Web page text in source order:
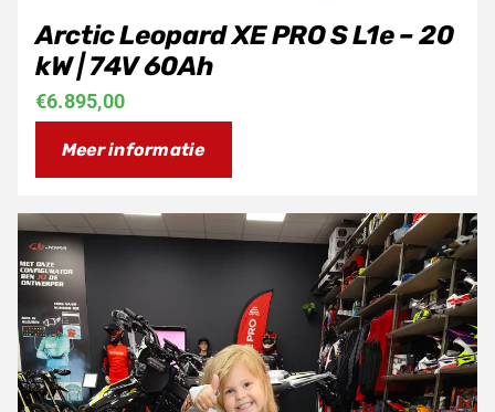
€6.895,00
Arctic Leopard XE PRO S L1e – 20
kW | 74V 60Ah
Meer informatie